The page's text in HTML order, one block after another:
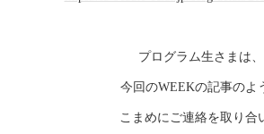
プログラム生さまは、
今回のWEEKの記事のよ
こまめにご連絡を取り合